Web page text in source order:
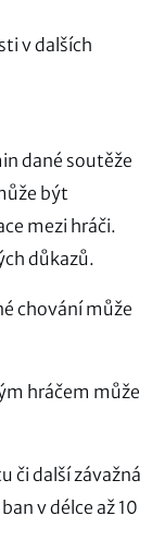
v dalších
dané soutěže
být
mezi hráči.
důkazů.
chování může
hráčem může
či další závažná
v délce až 10